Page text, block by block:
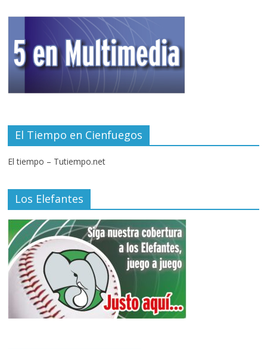
El Tiempo en Cienfuegos
El tiempo – Tutiempo.net
Los Elefantes